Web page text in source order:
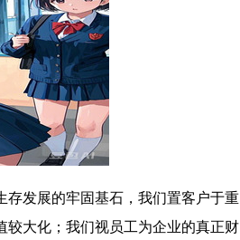
存发展的牢固基石，我们置客户于重
较大化；我们视员工为企业的真正财